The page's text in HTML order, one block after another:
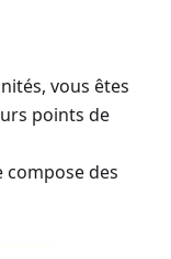
vous êtes
points de
compose des